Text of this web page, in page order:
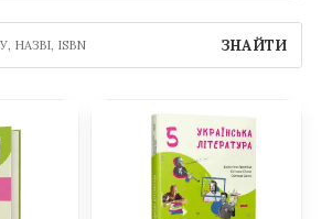
ЗНАЙТИ